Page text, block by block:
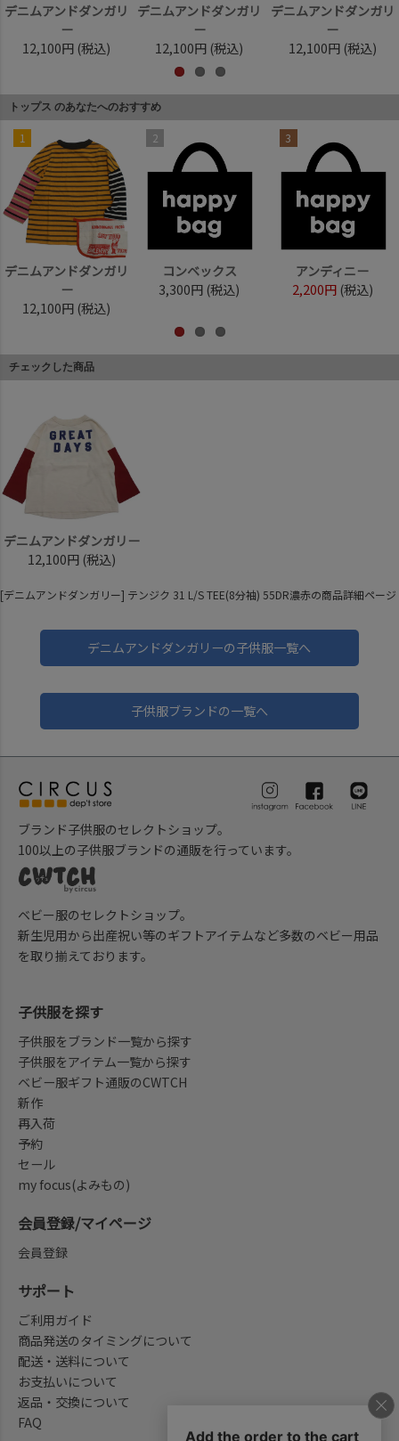
デニムアンドダンガリ
ー
12,100円 (税込)
デニムアンドダンガリ
ー
12,100円 (税込)
デニムアンドダンガリ
ー
12,100円 (税込)
トップス のあなたへのおすすめ
1
デニムアンドダンガリ
ー
12,100円 (税込)
2
コンベックス
3,300円 (税込)
3
アンディニー
2,200円 (税込)
チェックした商品
デニムアンドダンガリー
12,100円 (税込)
[デニムアンドダンガリー] テンジク 31 L/S TEE(8分袖) 55DR濃赤の商品詳細ページ
デニムアンドダンガリーの子供服一覧へ
子供服ブランドの一覧へ
ブランド子供服のセレクトショップ。
100以上の子供服ブランドの通販を行っています。
ベビー服のセレクトショップ。
新生児用から出産祝い等のギフトアイテムなど多数のベビー用品
を取り揃えております。
子供服を探す
子供服をブランド一覧から探す
子供服をアイテム一覧から探す
ベビー服ギフト通販のCWTCH
新作
再入荷
予約
セール
my focus(よみもの)
会員登録/マイページ
会員登録
サポート
ご利用ガイド
商品発送のタイミングについて
配送・送料について
お支払いについて
返品・交換について
FAQ